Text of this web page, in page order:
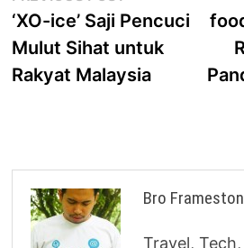
navigationpost:
‘XO-ice’ Saji Pencuci
Mulut Sihat untuk
Rakyat Malaysia
Bro
Travel,